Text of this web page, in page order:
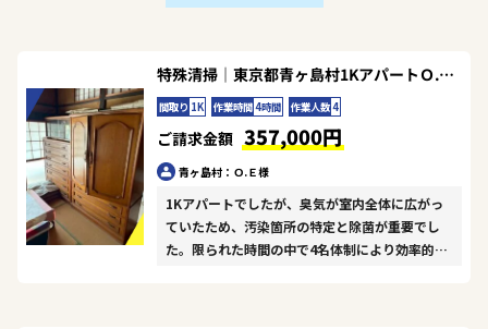
特殊清掃｜東京都青ヶ島村1KアパートＯ.Ｅ様の作業事例
間取り 1K 作業時間4時間 作業人数4
ご請求金額 357,000円
青ヶ島村：Ｏ.Ｅ様
1Kアパートでしたが、臭気が室内全体に広がっ
ていたため、汚染箇所の特定と除菌が重要でし
た。限られた時間の中で4名体制により効率的に